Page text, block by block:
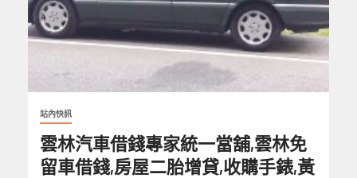
站內快訊
雲林汽車借錢專家統一當舖,雲林免
留車借錢,房屋二胎增貸,收購手錶,黃